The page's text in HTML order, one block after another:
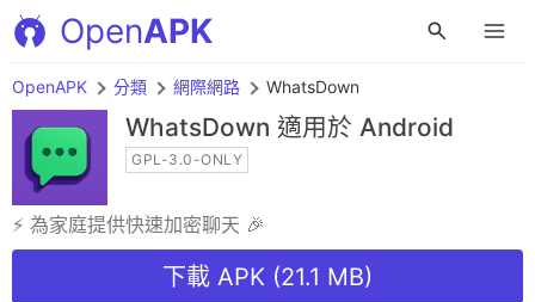
OpenAPK
OpenAPK 分類 網際網路 WhatsDown
WhatsDown 適用於 Android
GPL-3.0-ONLY
⚡ 為家庭提供快速加密聊天 🎉
下載 APK (21.1 MB)